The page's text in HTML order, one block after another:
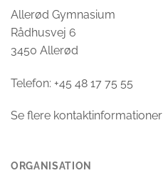
Allerød Gymnasium
Rådhusvej 6
3450 Allerød
Telefon: +45 48 17 75 55
Se flere kontaktinformationer
ORGANISATION